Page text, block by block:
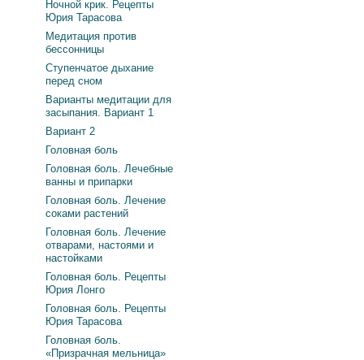
Ночной крик. Рецепты
Юрия Тарасова
Медитация против
бессонницы
Ступенчатое дыхание
перед сном
Варианты медитации для
засыпания. Вариант 1
Вариант 2
Головная боль
Головная боль. Лечебные
ванны и припарки
Головная боль. Лечение
соками растений
Головная боль. Лечение
отварами, настоями и
настойками
Головная боль. Рецепты
Юрия Лонго
Головная боль. Рецепты
Юрия Тарасова
Головная боль.
«Призрачная мельница»